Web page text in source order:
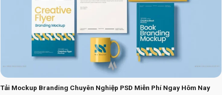
Tải Mockup Branding Chuyên Nghiệp PSD Miễn Phí Ngay Hôm Nay